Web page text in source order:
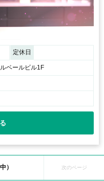
定休日
ベールビル1F
） 次のページ